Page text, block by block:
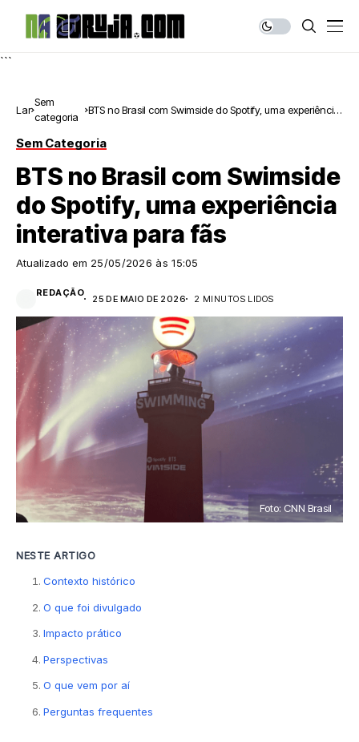
```
Lar
Sem
categoria
BTS no Brasil com Swimside do Spotify, uma experiência
Sem Categoria
BTS no Brasil com Swimside
do Spotify, uma experiência
interativa para fãs
Atualizado em 25/05/2026 às 15:05
REDAÇÃO
25 DE MAIO DE 2026 2 MINUTOS LIDOS
Foto: CNN Brasil
NESTE ARTIGO
Contexto histórico
O que foi divulgado
Impacto prático
Perspectivas
O que vem por aí
Perguntas frequentes